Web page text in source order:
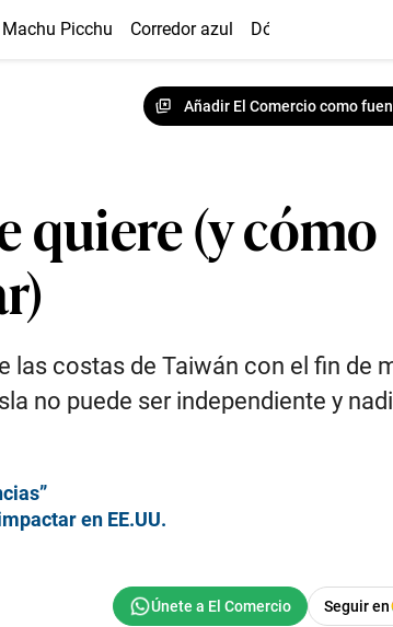
Machu Picchu Corredor azul Dólar
Añadir El Comercio como
quiere (y cómo
costas de Taiwán con el fin de
no puede ser independiente y
en EE.UU.
Seguir en